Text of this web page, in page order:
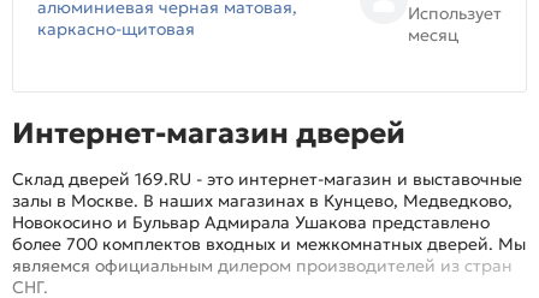
алюминиевая черная матовая,
каркасно-щитовая
Использует
месяц
Интернет-магазин дверей
Склад дверей 169.RU - это интернет-магазин и выставочные
залы в Москве. В наших магазинах в Кунцево, Медведково,
Новокосино и Бульвар Адмирала Ушакова представлено
более 700 комплектов входных и межкомнатных дверей. Мы
являемся официальным дилером производителей из стран
СНГ.